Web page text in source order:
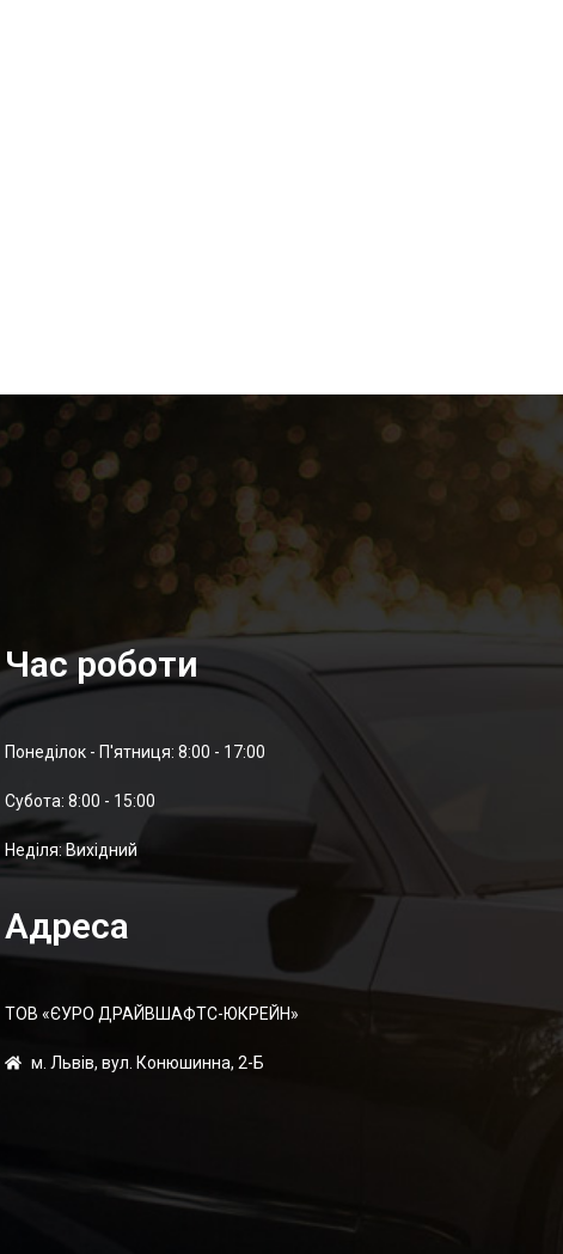
Час роботи
Понеділок - П'ятниця: 8:00 - 17:00
Суботa: 8:00 - 15:00
Неділя: Вихідний
Адреса
ТОВ «ЄУРО ДРАЙВШАФТC-ЮКРЕЙН»
м. Львів, вул. Конюшинна, 2-Б